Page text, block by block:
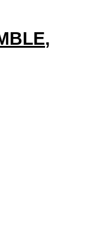
,